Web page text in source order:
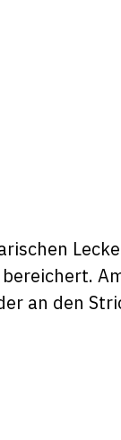
an den